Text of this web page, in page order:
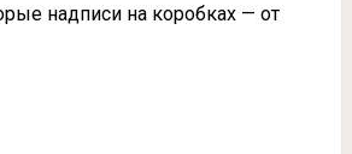
надписи на коробках — от